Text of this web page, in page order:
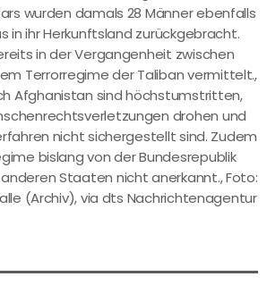
wurden damals 28 Männer ebenfalls
in ihr Herkunftsland zurückgebracht.
in der Vergangenheit zwischen
Terrorregime der Taliban vermittelt.,
Afghanistan sind höchstumstritten,
drohen und
nicht sichergestellt sind. Zudem
bislang von der Bundesrepublik
Staaten nicht anerkannt., Foto:
(Archiv), via dts Nachrichtenagentur